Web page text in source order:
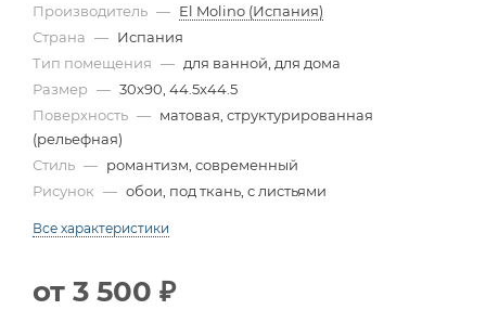
Производитель — El Molino (Испания)
Страна — Испания
Тип помещения — для ванной, для дома
Размер — 30x90, 44.5x44.5
Поверхность — матовая, структурированная
(рельефная)
Стиль — романтизм, современный
Рисунок — обои, под ткань, с листьями
Все характеристики
от 3 500 ₽